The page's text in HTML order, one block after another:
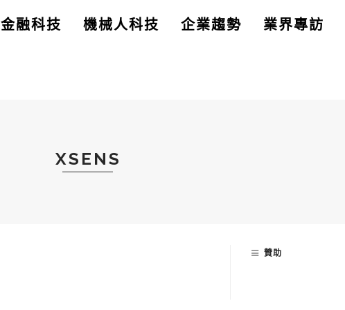
金融科技 機械人科技 企業趨勢 業界專訪
XSENS
贊助